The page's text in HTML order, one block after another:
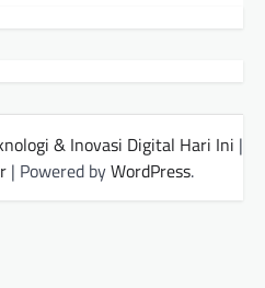
& Inovasi Digital Hari Ini |
| Powered byWordPress.